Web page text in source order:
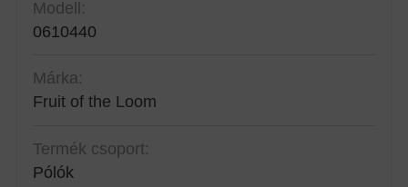
Modell:
0610440
Márka:
Fruit of the Loom
Termék csoport:
Pólók